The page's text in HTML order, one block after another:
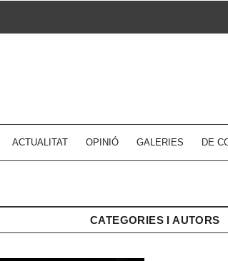
ACTUALITAT OPINIÓ GALERIES DE
CATEGORIES I AUTORS